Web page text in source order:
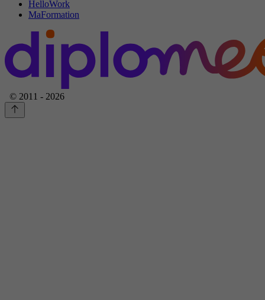
HelloWork
MaFormation
© 2011 - 2026